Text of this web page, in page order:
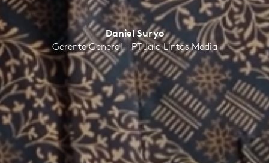
Daniel Suryo
Gerente General - PT Jala Lintas Media